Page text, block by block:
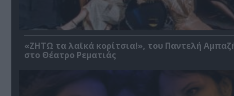
«ΖΗΤΩ τα λαϊκά κορίτσια!», του Παντελή
στο Θέατρο Ρεματιάς